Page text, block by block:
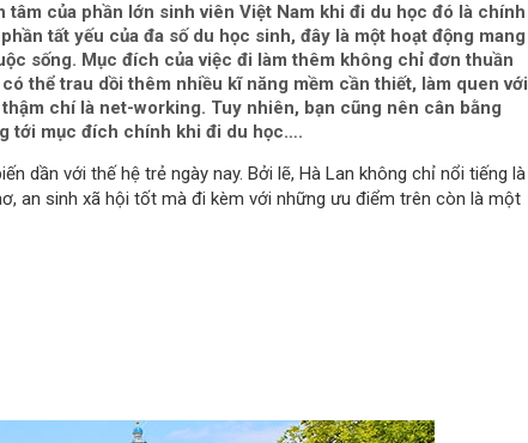
của phần lớn sinh viên Việt Nam khi đi du học đó là chính
tất yếu của đa số du học sinh, đây là một hoạt động mang
sống. Mục đích của việc đi làm thêm không chỉ đơn thuần
thể trau dồi thêm nhiều kĩ năng mềm cần thiết, làm quen với
chí là net-working. Tuy nhiên, bạn cũng nên cân bằng
tới mục đích chính khi đi du học….
dần với thế hệ trẻ ngày nay. Bởi lẽ, Hà Lan không chỉ nổi tiếng là
an sinh xã hội tốt mà đi kèm với những ưu điểm trên còn là một